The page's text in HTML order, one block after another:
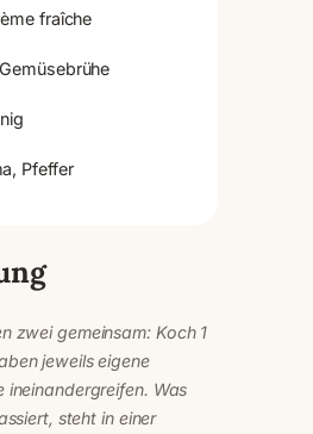
fraîche
Gemüsebrühe
Pfeffer
zwei gemeinsam: Koch 1
jeweils eigene
ineinandergreifen. Was
steht in einer